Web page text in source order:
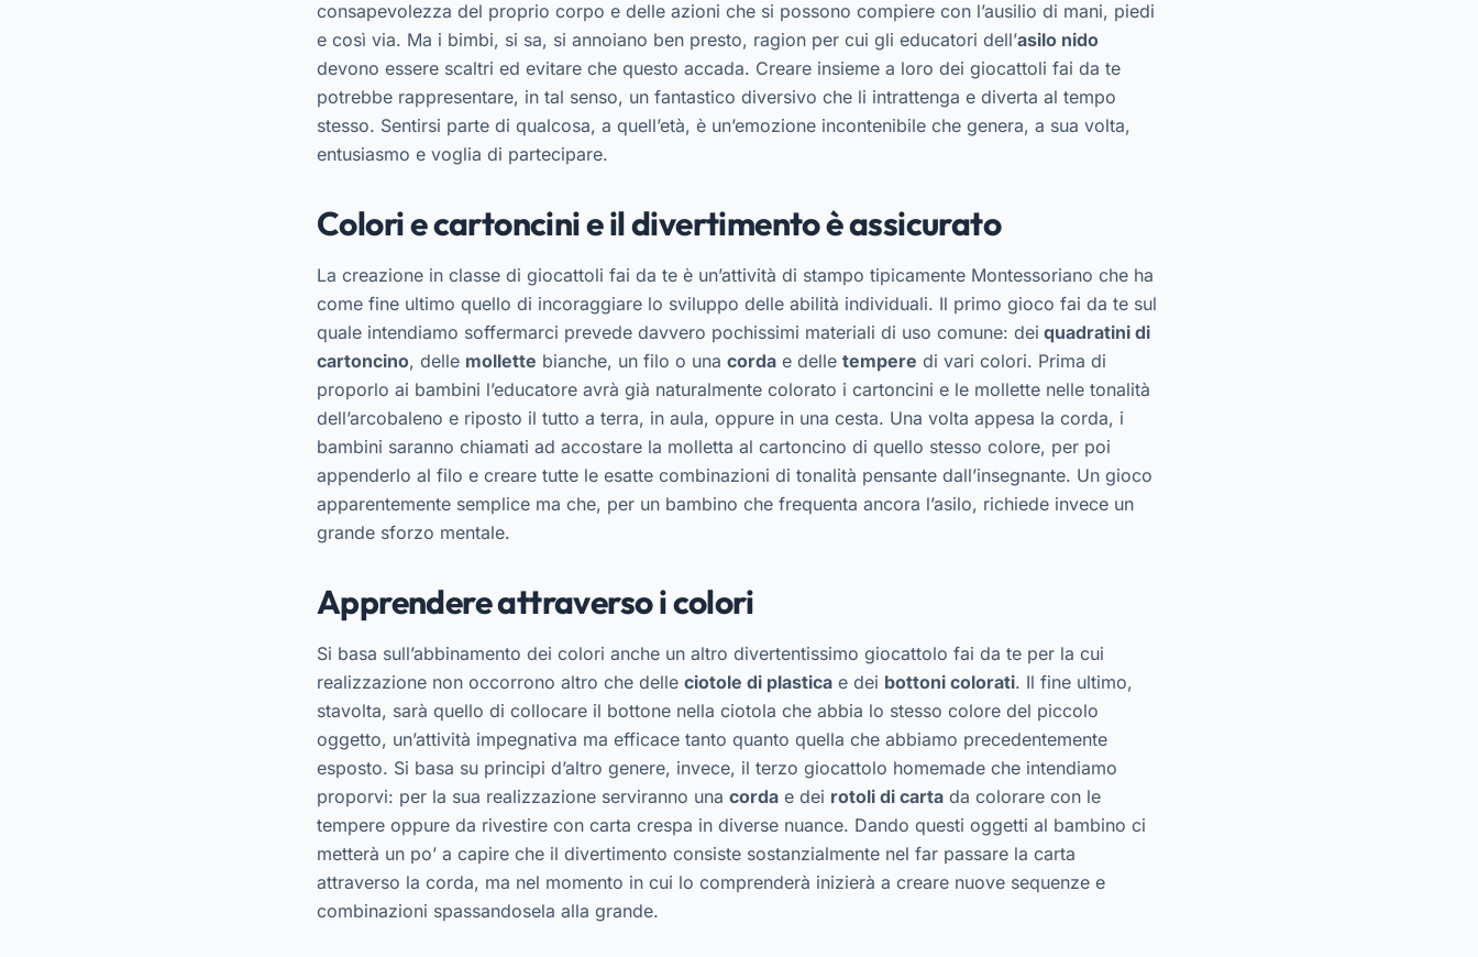
consapevolezza del proprio corpo e delle azioni che si possono compiere con l’ausilio di mani, piedi
e così via. Ma i bimbi, si sa, si annoiano ben presto, ragion per cui gli educatori dell’asilo nido
devono essere scaltri ed evitare che questo accada. Creare insieme a loro dei giocattoli fai da te
potrebbe rappresentare, in tal senso, un fantastico diversivo che li intrattenga e diverta al tempo
stesso. Sentirsi parte di qualcosa, a quell’età, è un’emozione incontenibile che genera, a sua volta,
entusiasmo e voglia di partecipare.
Colori e cartoncini e il divertimento è assicurato
La creazione in classe di giocattoli fai da te è un’attività di stampo tipicamente Montessoriano che ha
come fine ultimo quello di incoraggiare lo sviluppo delle abilità individuali. Il primo gioco fai da te sul
quale intendiamo soffermarci prevede davvero pochissimi materiali di uso comune: dei quadratini di
cartoncino, delle mollette bianche, un filo o una cordae delle tempere di vari colori. Prima di
proporlo ai bambini l’educatore avrà già naturalmente colorato i cartoncini e le mollette nelle tonalità
dell’arcobaleno e riposto il tutto a terra, in aula, oppure in una cesta. Una volta appesa la corda, i
bambini saranno chiamati ad accostare la molletta al cartoncino di quello stesso colore, per poi
appenderlo al filo e creare tutte le esatte combinazioni di tonalità pensante dall’insegnante. Un gioco
apparentemente semplice ma che, per un bambino che frequenta ancora l’asilo, richiede invece un
grande sforzo mentale.
Apprendere attraverso i colori
Si basa sull’abbinamento dei colori anche un altro divertentissimo giocattolo fai da te per la cui
realizzazione non occorrono altro che delle ciotole di plasticae dei bottoni colorati. Il fine ultimo,
stavolta, sarà quello di collocare il bottone nella ciotola che abbia lo stesso colore del piccolo
oggetto, un’attività impegnativa ma efficace tanto quanto quella che abbiamo precedentemente
esposto. Si basa su principi d’altro genere, invece, il terzo giocattolo homemade che intendiamo
proporvi: per la sua realizzazione serviranno una cordae dei rotoli di cartada colorare con le
tempere oppure da rivestire con carta crespa in diverse nuance. Dando questi oggetti al bambino ci
metterà un po’ a capire che il divertimento consiste sostanzialmente nel far passare la carta
attraverso la corda, ma nel momento in cui lo comprenderà inizierà a creare nuove sequenze e
combinazioni spassandosela alla grande.